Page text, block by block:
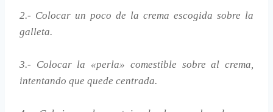
2.- Colocar un poco de la crema escogida sobre la
galleta.
3.- Colocar la «perla» comestible sobre al crema,
intentando que quede centrada.